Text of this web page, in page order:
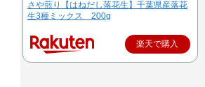
さや煎り【はねだし落花生】千葉県産落花
生3種ミックス 200g
楽天で購入